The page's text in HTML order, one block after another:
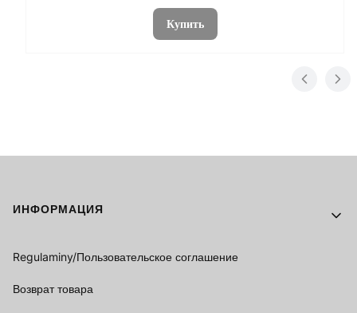
Купить
Footer menu
ИНФОРМАЦИЯ
Regulaminy/Пользовательское соглашение
Возврат товара